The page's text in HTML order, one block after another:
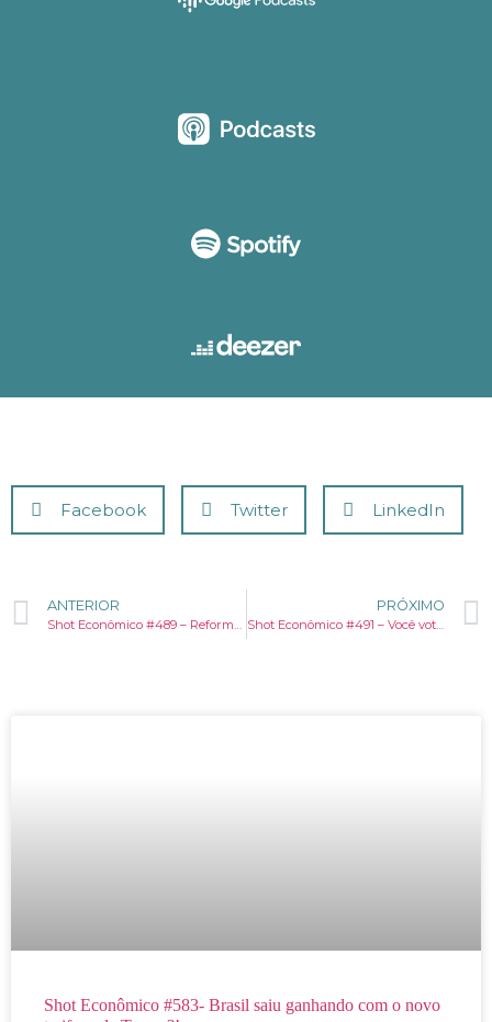
Facebook Twitter LinkedIn
ANTERIOR
Shot Econômico #489 – Reforma trabalhista na Argentina.
PRÓXIMO
Shot Econômico #491 – Você votaria em uma inteligência artificial?
Shot Econômico #583- Brasil saiu ganhando com o novo